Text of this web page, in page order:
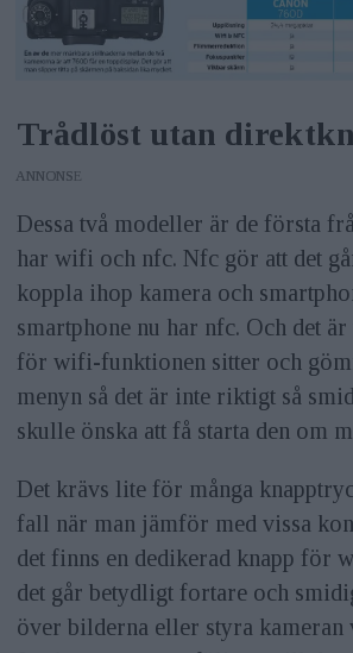
Trådlöst utan
ANNONS
Dessa två modeller är de första
har wifi och nfc. Nfc gör att det
koppla ihop kamera och
smartphone nu har nfc. Och det
för wifi-funktionen sitter och
menyn så det är inte riktigt så
skulle önska att få starta den om
Det krävs lite för många
fall när man jämför med vissa
det finns en dedikerad knapp för
det går betydligt fortare och
över bilderna eller styra kameran